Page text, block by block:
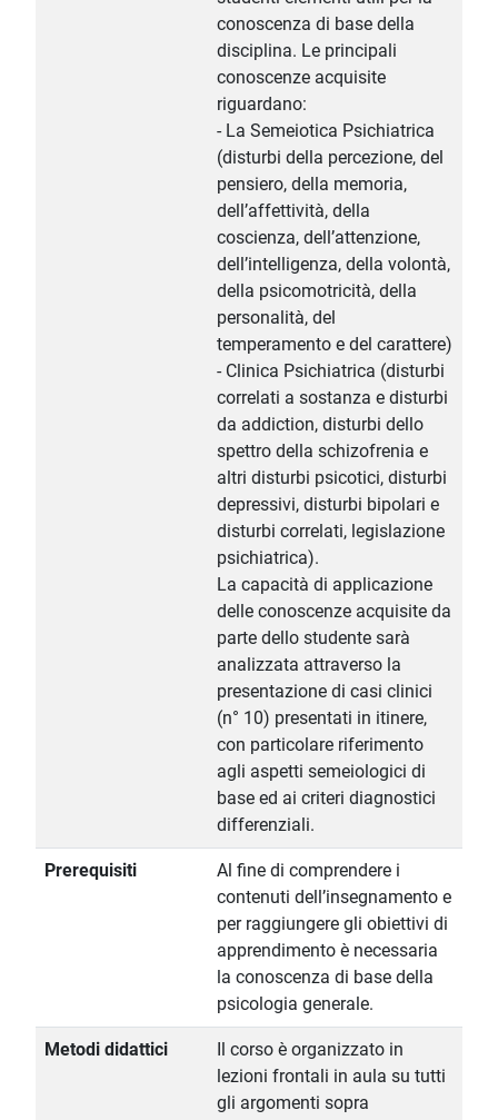
conoscenza di base della
disciplina. Le principali
conoscenze acquisite
riguardano:
- La Semeiotica Psichiatrica
(disturbi della percezione, del
pensiero, della memoria,
dell’affettività, della
coscienza, dell’attenzione,
dell’intelligenza, della volontà,
della psicomotricità, della
personalità, del
temperamento e del carattere)
- Clinica Psichiatrica (disturbi
correlati a sostanza e disturbi
da addiction, disturbi dello
spettro della schizofrenia e
altri disturbi psicotici, disturbi
depressivi, disturbi bipolari e
disturbi correlati, legislazione
psichiatrica).
La capacità di applicazione
delle conoscenze acquisite da
parte dello studente sarà
analizzata attraverso la
presentazione di casi clinici
(n° 10) presentati in itinere,
con particolare riferimento
agli aspetti semeiologici di
base ed ai criteri diagnostici
differenziali.
Prerequisiti
Al fine di comprendere i
contenuti dell’insegnamento e
per raggiungere gli obiettivi di
apprendimento è necessaria
la conoscenza di base della
psicologia generale.
Metodi didattici
Il corso è organizzato in
lezioni frontali in aula su tutti
gli argomenti sopra